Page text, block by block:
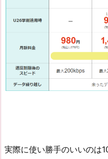
実際に使い勝手のいいのは